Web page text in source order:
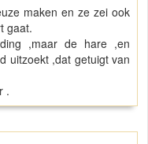
maken en ze zei ook
gaat.
,maar de hare ,en
uitzoekt ,dat getuigt van
.